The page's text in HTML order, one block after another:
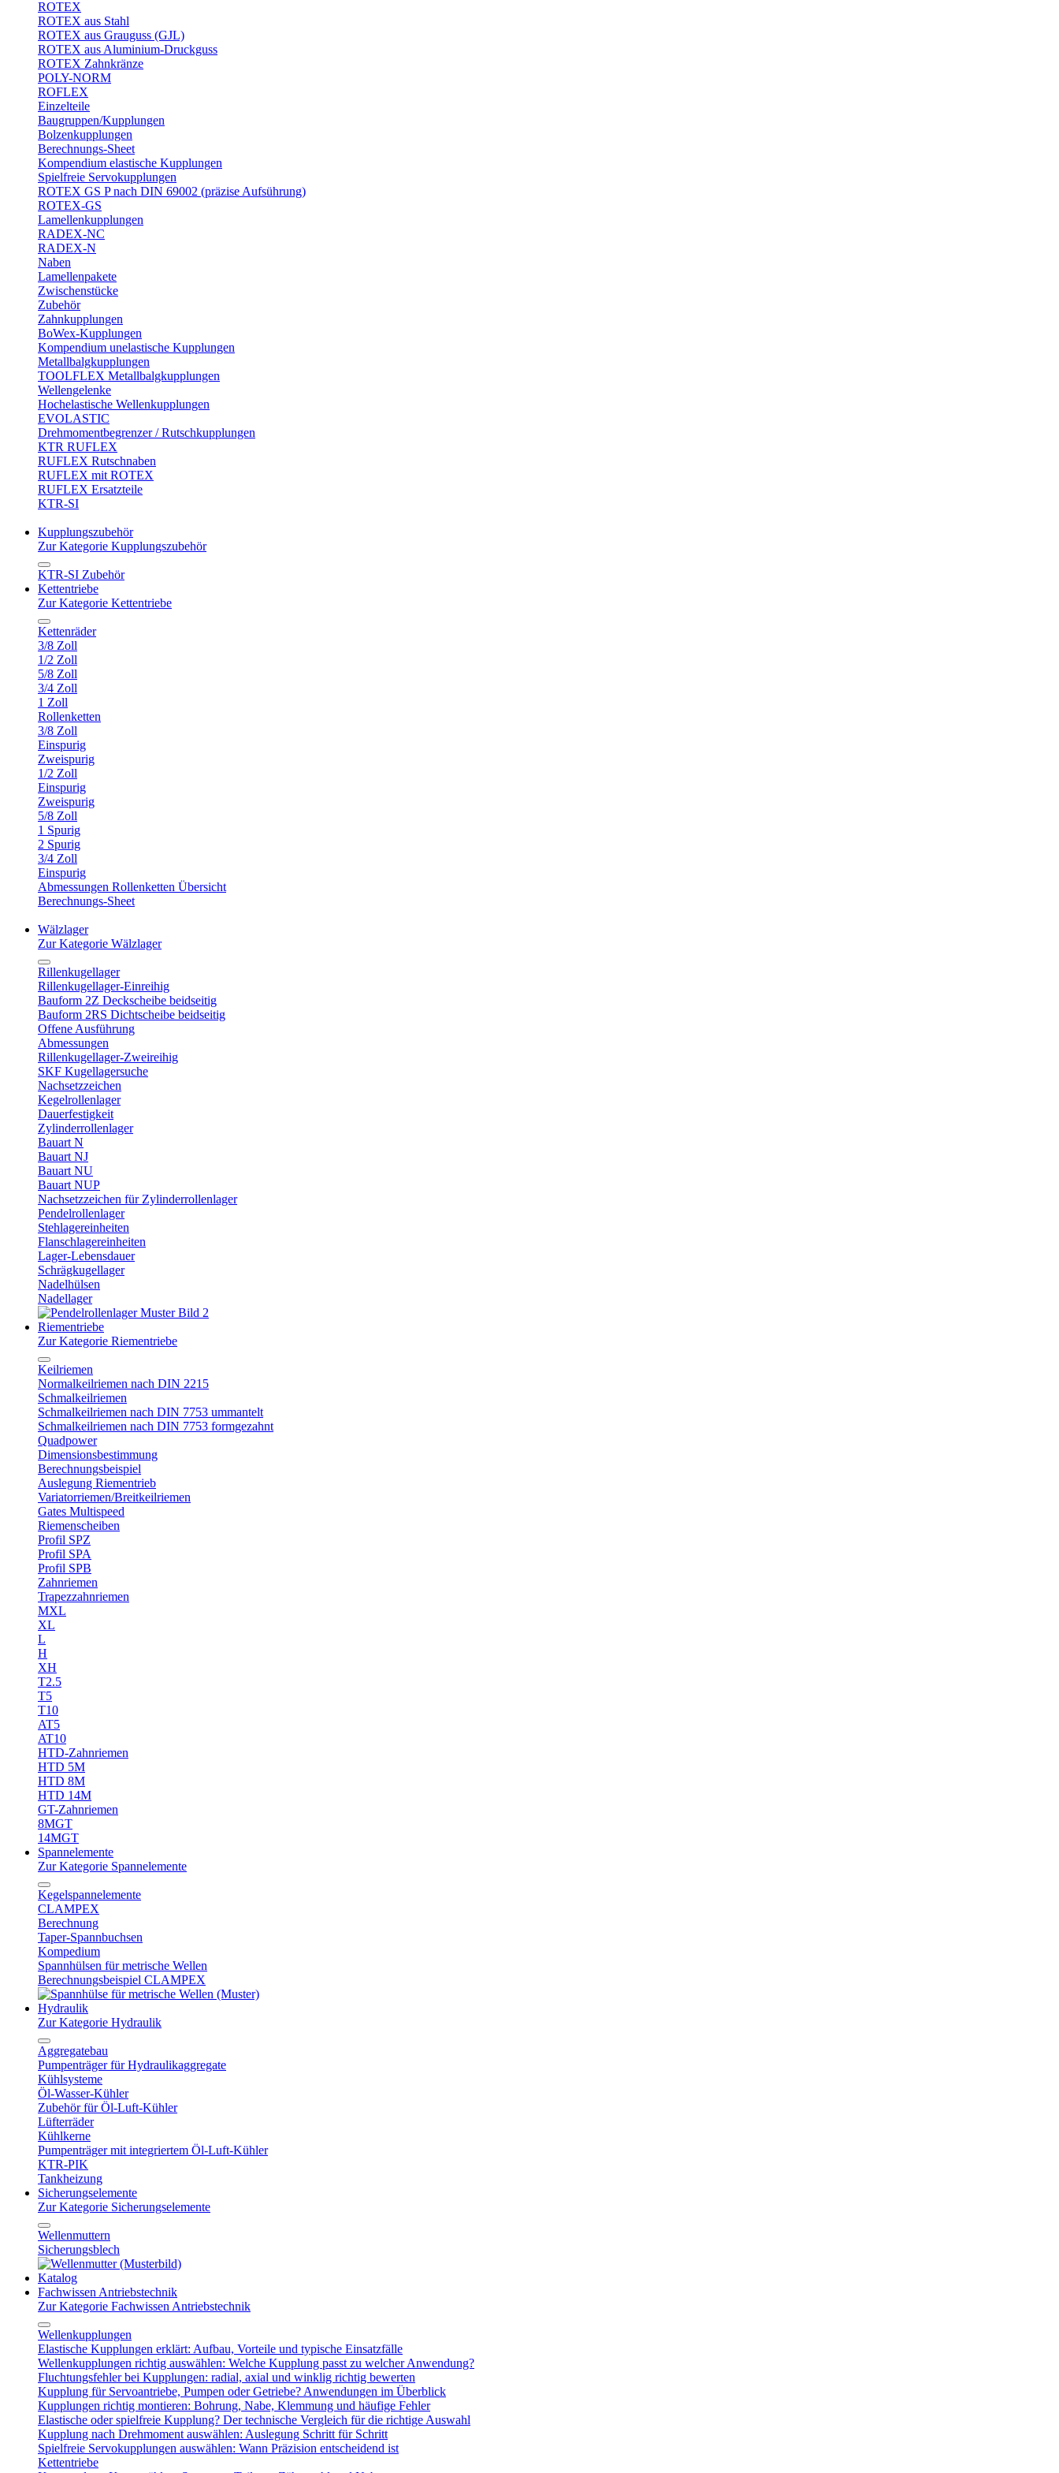
ROTEX
ROTEX aus Stahl
ROTEX aus Grauguss (GJL)
ROTEX aus Aluminium-Druckguss
ROTEX Zahnkränze
POLY-NORM
ROFLEX
Einzelteile
Baugruppen/Kupplungen
Bolzenkupplungen
Berechnungs-Sheet
Kompendium elastische Kupplungen
Spielfreie Servokupplungen
ROTEX GS P nach DIN 69002 (präzise Aufsührung)
ROTEX-GS
Lamellenkupplungen
RADEX-NC
RADEX-N
Naben
Lamellenpakete
Zwischenstücke
Zubehör
Zahnkupplungen
BoWex-Kupplungen
Kompendium unelastische Kupplungen
Metallbalgkupplungen
TOOLFLEX Metallbalgkupplungen
Wellengelenke
Hochelastische Wellenkupplungen
EVOLASTIC
Drehmomentbegrenzer / Rutschkupplungen
KTR RUFLEX
RUFLEX Rutschnaben
RUFLEX mit ROTEX
RUFLEX Ersatzteile
KTR-SI
Kupplungszubehör
Zur Kategorie Kupplungszubehör
KTR-SI Zubehör
Kettentriebe
Zur Kategorie Kettentriebe
Kettenräder
3/8 Zoll
1/2 Zoll
5/8 Zoll
3/4 Zoll
1 Zoll
Rollenketten
3/8 Zoll
Einspurig
Zweispurig
1/2 Zoll
Einspurig
Zweispurig
5/8 Zoll
1 Spurig
2 Spurig
3/4 Zoll
Einspurig
Abmessungen Rollenketten Übersicht
Berechnungs-Sheet
Wälzlager
Zur Kategorie Wälzlager
Rillenkugellager
Rillenkugellager-Einreihig
Bauform 2Z Deckscheibe beidseitig
Bauform 2RS Dichtscheibe beidseitig
Offene Ausführung
Abmessungen
Rillenkugellager-Zweireihig
SKF Kugellagersuche
Nachsetzzeichen
Kegelrollenlager
Dauerfestigkeit
Zylinderrollenlager
Bauart N
Bauart NJ
Bauart NU
Bauart NUP
Nachsetzzeichen für Zylinderrollenlager
Pendelrollenlager
Stehlagereinheiten
Flanschlagereinheiten
Lager-Lebensdauer
Schrägkugellager
Nadelhülsen
Nadellager
Riementriebe
Zur Kategorie Riementriebe
Keilriemen
Normalkeilriemen nach DIN 2215
Schmalkeilriemen
Schmalkeilriemen nach DIN 7753 ummantelt
Schmalkeilriemen nach DIN 7753 formgezahnt
Quadpower
Dimensionsbestimmung
Berechnungsbeispiel
Auslegung Riementrieb
Variatorriemen/Breitkeilriemen
Gates Multispeed
Riemenscheiben
Profil SPZ
Profil SPA
Profil SPB
Zahnriemen
Trapezzahnriemen
MXL
XL
L
H
XH
T2.5
T5
T10
AT5
AT10
HTD-Zahnriemen
HTD 5M
HTD 8M
HTD 14M
GT-Zahnriemen
8MGT
14MGT
Spannelemente
Zur Kategorie Spannelemente
Kegelspannelemente
CLAMPEX
Berechnung
Taper-Spannbuchsen
Kompedium
Spannhülsen für metrische Wellen
Berechnungsbeispiel CLAMPEX
Hydraulik
Zur Kategorie Hydraulik
Aggregatebau
Pumpenträger für Hydraulikaggregate
Kühlsysteme
Öl-Wasser-Kühler
Zubehör für Öl-Luft-Kühler
Lüfterräder
Kühlkerne
Pumpenträger mit integriertem Öl-Luft-Kühler
KTR-PIK
Tankheizung
Sicherungselemente
Zur Kategorie Sicherungselemente
Wellenmuttern
Sicherungsblech
Katalog
Fachwissen Antriebstechnik
Zur Kategorie Fachwissen Antriebstechnik
Wellenkupplungen
Elastische Kupplungen erklärt: Aufbau, Vorteile und typische Einsatzfälle
Wellenkupplungen richtig auswählen: Welche Kupplung passt zu welcher Anwendung?
Fluchtungsfehler bei Kupplungen: radial, axial und winklig richtig bewerten
Kupplung für Servoantriebe, Pumpen oder Getriebe? Anwendungen im Überblick
Kupplungen richtig montieren: Bohrung, Nabe, Klemmung und häufige Fehler
Elastische oder spielfreie Kupplung? Der technische Vergleich für die richtige Auswahl
Kupplung nach Drehmoment auswählen: Auslegung Schritt für Schritt
Spielfreie Servokupplungen auswählen: Wann Präzision entscheidend ist
Kettentriebe